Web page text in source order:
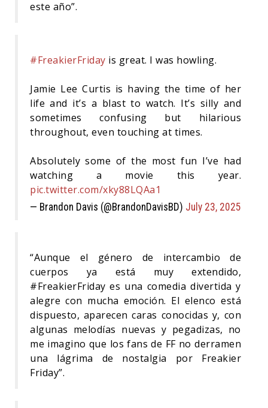
este año”.
#FreakierFriday is great. I was howling.
Jamie Lee Curtis is having the time of her
life and it’s a blast to watch. It’s silly and
sometimes confusing but hilarious
throughout, even touching at times.
Absolutely some of the most fun I’ve had
watching a movie this year.
pic.twitter.com/xky88LQAa1
— Brandon Davis (@BrandonDavisBD) July 23, 2025
“Aunque el género de intercambio de
cuerpos ya está muy extendido,
#FreakierFriday es una comedia divertida y
alegre con mucha emoción. El elenco está
dispuesto, aparecen caras conocidas y, con
algunas melodías nuevas y pegadizas, no
me imagino que los fans de FF no derramen
una lágrima de nostalgia por Freakier
Friday”.